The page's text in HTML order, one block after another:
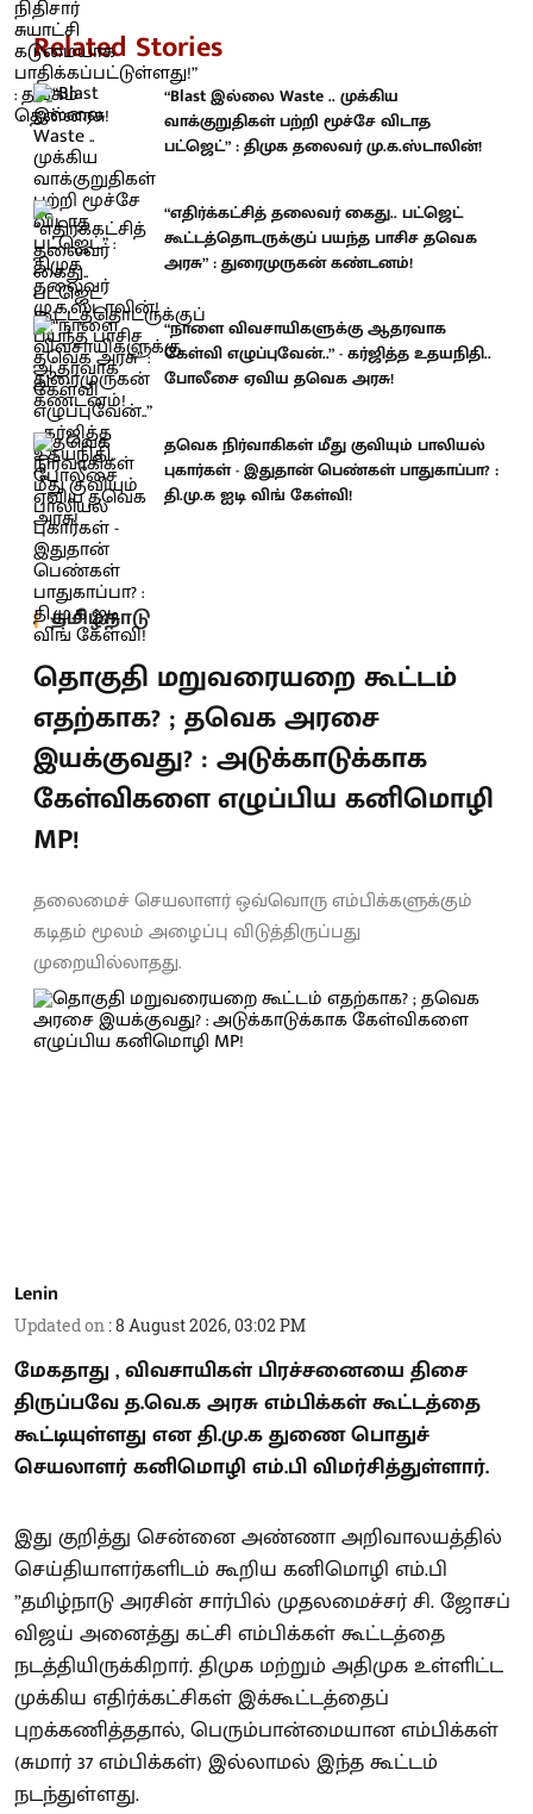
Related Stories
“Blast இல்லை Waste .. முக்கிய
வாக்குறுதிகள் பற்றி மூச்சே விடாத
பட்ஜெட்” : திமுக தலைவர் மு.க.ஸ்டாலின்!
“எதிர்க்கட்சித் தலைவர் கைது.. பட்ஜெட்
கூட்டத்தொடருக்குப் பயந்த பாசிச தவெக
அரசு” : துரைமுருகன் கண்டனம்!
“நாளை விவசாயிகளுக்கு ஆதரவாக
கேள்வி எழுப்புவேன்..” - கர்ஜித்த உதயநிதி..
போலீசை ஏவிய தவெக அரசு!
தவெக நிர்வாகிகள் மீது குவியும் பாலியல்
புகார்கள் - இதுதான் பெண்கள் பாதுகாப்பா? :
தி.மு.க ஐடி விங் கேள்வி!
தமிழ்நாடு
தொகுதி மறுவரையறை கூட்டம்
எதற்காக? ; தவெக அரசை
இயக்குவது? : அடுக்காடுக்காக
கேள்விகளை எழுப்பிய கனிமொழி
MP!
தலைமைச் செயலாளர் ஒவ்வொரு எம்பிக்களுக்கும்
கடிதம் மூலம் அழைப்பு விடுத்திருப்பது
முறையில்லாதது.
Lenin
Updated on :8 August 2026, 03:02 PM
மேகதாது , விவசாயிகள் பிரச்சனையை திசை
திருப்பவே த.வெ.க அரசு எம்பிக்கள் கூட்டத்தை
கூட்டியுள்ளது என தி.மு.க துணை பொதுச்
செயலாளர் கனிமொழி எம்.பி விமர்சித்துள்ளார்.
இது குறித்து சென்னை அண்ணா அறிவாலயத்தில்
செய்தியாளர்களிடம் கூறிய கனிமொழி எம்.பி
”தமிழ்நாடு அரசின் சார்பில் முதலமைச்சர் சி. ஜோசப்
விஜய் அனைத்து கட்சி எம்பிக்கள் கூட்டத்தை
நடத்தியிருக்கிறார். திமுக மற்றும் அதிமுக உள்ளிட்ட
முக்கிய எதிர்க்கட்சிகள் இக்கூட்டத்தைப்
புறக்கணித்ததால், பெரும்பான்மையான எம்பிக்கள்
(சுமார் 37 எம்பிக்கள்) இல்லாமல் இந்த கூட்டம்
நடந்துள்ளது.